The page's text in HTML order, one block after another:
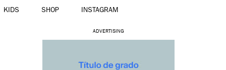
KIDS SHOP INSTAGRAM
ADVERTISING